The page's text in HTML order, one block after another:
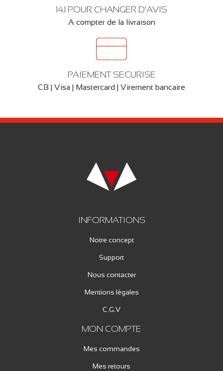
14J POUR CHANGER D'AVIS
A compter de la livraison
PAIEMENT SECURISE
CB | Visa | Mastercard | Virement bancaire
INFORMATIONS
Notre concept
Support
Nous contacter
Mentions légales
C.G.V
MON COMPTE
Mes commandes
Mes retours